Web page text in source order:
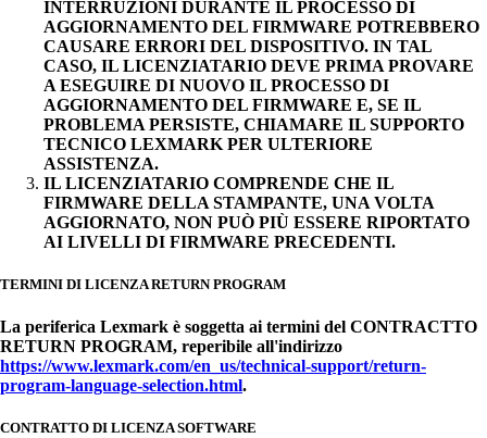
INTERRUZIONI DURANTE IL PROCESSO DI
AGGIORNAMENTO DEL FIRMWARE POTREBBERO
CAUSARE ERRORI DEL DISPOSITIVO. IN TAL
CASO, IL LICENZIATARIO DEVE PRIMA PROVARE
A ESEGUIRE DI NUOVO IL PROCESSO DI
AGGIORNAMENTO DEL FIRMWARE E, SE IL
PROBLEMA PERSISTE, CHIAMARE IL SUPPORTO
TECNICO LEXMARK PER ULTERIORE
ASSISTENZA.
IL LICENZIATARIO COMPRENDE CHE IL
FIRMWARE DELLA STAMPANTE, UNA VOLTA
AGGIORNATO, NON PUÒ PIÙ ESSERE RIPORTATO
AI LIVELLI DI FIRMWARE PRECEDENTI.
TERMINI DI LICENZA RETURN PROGRAM
La periferica Lexmark è soggetta ai termini del CONTRACTTO
RETURN PROGRAM, reperibile all'indirizzo
https://www.lexmark.com/en_us/technical-support/return-
program-language-selection.html.
CONTRATTO DI LICENZA SOFTWARE